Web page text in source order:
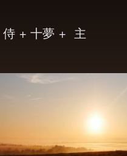
侍 + 十夢 + 主